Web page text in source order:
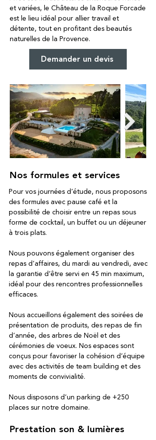
et variées, le Château de la Roque Forcade
est le lieu idéal pour allier travail et
détente, tout en profitant des beautés
naturelles de la Provence.
Demander un devis
Nos formules et services
Pour vos journées d’étude, nous proposons
des formules avec pause café et la
possibilité de choisir entre un repas sous
forme de cocktail, un buffet ou un déjeuner
à trois plats.
Nous pouvons également organiser des
repas d’affaires, du mardi au vendredi, avec
la garantie d’être servi en 45 min maximum,
idéal pour des rencontres professionnelles
efficaces.
Nous accueillons également des soirées de
présentation de produits, des repas de fin
d’année, des arbres de Noël et des
cérémonies de voeux. Nos espaces sont
conçus pour favoriser la cohésion d’équipe
avec des activités de team building et des
moments de convivialité.
Nous disposons d’un parking de +250
places sur notre domaine.
Prestation son & lumières